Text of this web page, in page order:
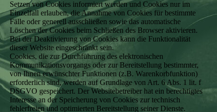
Setzen von Cookies informiert werden und Cookies nur im
Einzelfall erlauben, die Annahme von Cookies für bestimmte
Fälle oder generell ausschließen sowie das automatische
Löschen der Cookies beim Schließen des Browser aktivieren.
Bei der Deaktivierung von Cookies kann die Funktionalität
dieser Website eingeschränkt sein.
Cookies, die zur Durchführung des elektronischen
Kommunikationsvorgangs oder zur Bereitstellung bestimmter,
von Ihnen erwünschter Funktionen (z.B. Warenkorbfunktion)
erforderlich sind, werden auf Grundlage von Art. 6 Abs. 1 lit. f
DSGVO gespeichert. Der Websitebetreiber hat ein berechtigtes
Interesse an der Speicherung von Cookies zur technisch
fehlerfreien und optimierten Bereitstellung seiner Dienste.